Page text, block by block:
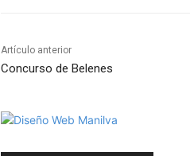
Artículo anterior
Concurso de Belenes